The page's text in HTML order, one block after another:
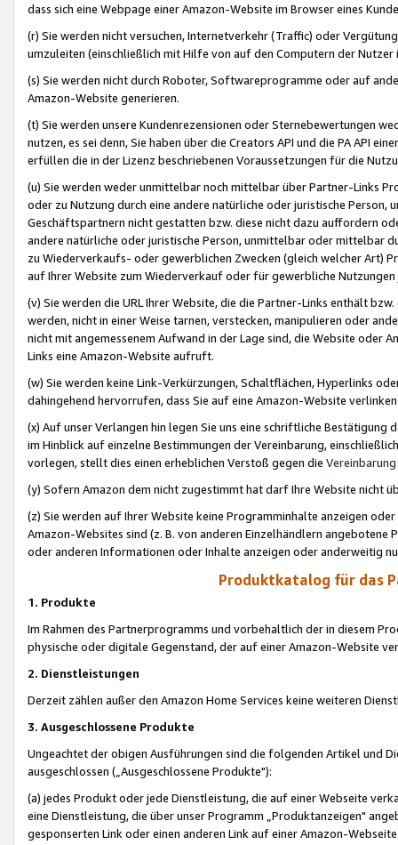
dass sich eine Webpage einer Amazon-Website im Browser eines
(r) Sie werden nicht versuchen, Internetverkehr (Traffic) oder
umzuleiten (einschließlich mit Hilfe von auf den Computern der
(s) Sie werden nicht durch Roboter, Softwareprogramme oder auf
Amazon-Website generieren.
(t) Sie werden unsere Kundenrezensionen oder Sternebewertungen
nutzen, es sei denn, Sie haben über die Creators API und die PA API
erfüllen die in der Lizenz beschriebenen Voraussetzungen für die
(u) Sie werden weder unmittelbar noch mittelbar über Partner-Links
oder zu Nutzung durch eine andere natürliche oder juristische
Geschäftspartnern nicht gestatten bzw. diese nicht dazu auffordern
andere natürliche oder juristische Person, unmittelbar oder mittelbar
zu Wiederverkaufs- oder gewerblichen Zwecken (gleich welcher Art)
auf Ihrer Website zum Wiederverkauf oder für gewerbliche
(v) Sie werden die URL Ihrer Website, die die Partner-Links enthält
werden, nicht in einer Weise tarnen, verstecken, manipulieren oder
nicht mit angemessenem Aufwand in der Lage sind, die Website oder
Links eine Amazon-Website aufruft.
(w) Sie werden keine Link-Verkürzungen, Schaltflächen, Hyperlinks
dahingehend hervorrufen, dass Sie auf eine Amazon-Website
(x) Auf unser Verlangen hin legen Sie uns eine schriftliche
im Hinblick auf einzelne Bestimmungen der Vereinbarung,
vorlegen, stellt dies einen erheblichen Verstoß gegen die Vereinbarung
(y) Sofern Amazon dem nicht zugestimmt hat darf Ihre Website nicht
(z) Sie werden auf Ihrer Website keine Programminhalte anzeigen
Amazon-Websites sind (z. B. von anderen Einzelhändlern
oder anderen Informationen oder Inhalte anzeigen oder anderweitig
Produktkatalog für das
1. Produkte
Im Rahmen des Partnerprogramms und vorbehaltlich der in diesem
physische oder digitale Gegenstand, der auf einer Amazon-Website
2. Dienstleistungen
Derzeit zählen außer den Amazon Home Services keine weiteren
3. Ausgeschlossene Produkte
Ungeachtet der obigen Ausführungen sind die folgenden Artikel und
ausgeschlossen („Ausgeschlossene Produkte"):
(a) jedes Produkt oder jede Dienstleistung, die auf einer Webseite
eine Dienstleistung, die über unser Programm „Produktanzeigen"
gesponserten Link oder einen anderen Link auf einer Amazon-